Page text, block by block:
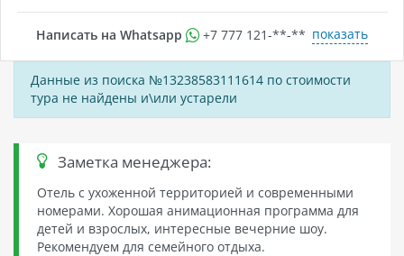
Написать на Whatsapp +7 777 121-**-** показать
Данные из поиска №13238583111614 по стоимости
тура не найдены и\или устарели
Заметка менеджера:
Отель с ухоженной территорией и современными
номерами. Хорошая анимационная программа для
детей и взрослых, интересные вечерние шоу.
Рекомендуем для семейного отдыха.